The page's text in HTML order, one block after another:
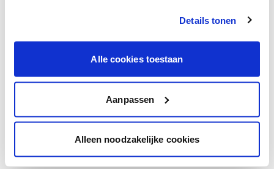
Details tonen
Alle cookies toestaan
Aanpassen
Alleen noodzakelijke cookies
Krijg kleuradvies op basis van de lichtinval
en je meubels.
Krijg ineens een technologische check-up